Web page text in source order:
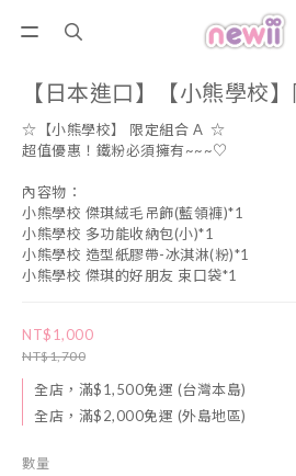
【日本進口】【小熊學校
☆【小熊學校】 限定組合 A  ☆
超值優惠！鐵粉必須擁有~~~♡
內容物：
小熊學校 傑琪絨毛吊飾(藍領褲)*1
小熊學校 多功能收納包(小)*1
小熊學校 造型紙膠帶-冰淇淋(粉)*1
小熊學校 傑琪的好朋友 束口袋*1
NT$1,000
NT$1,700
全店，滿$1,500免運 (台灣本島)
全店，滿$2,000免運 (外島地區)
數量